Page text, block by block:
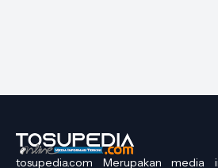
tosupedia.com Merupakan media